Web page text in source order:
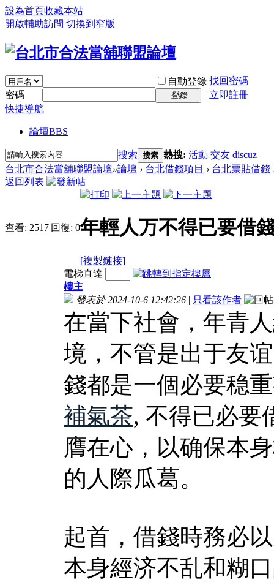
設為首頁收藏本站
開啟輔助訪問 切換到窄版
自動登錄 找回密碼
密碼
登錄
立即註冊
快捷導航
論壇BBS
搜索 搜索 熱搜: 活動 交友 discuz
台北市合法當舖聯盟論壇»論壇 › 台北借錢項目 › 台北票貼借錢
返回列表
查看: 2517|回復: 0年輕人万不得已要借
[複製鏈接]
電梯直達
樓主
發表於 2024-10-6 12:42:26 | 只看該作者
在當下社會，年青
境，不管是出于友
錢都是一個必要稳
補氣茶, 不得已必要
膺在心，以确保本
的人際瓜葛。
起首，借錢時務必
本身經济不乱和糊